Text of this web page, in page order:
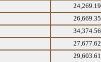
24,269.19
26,669.35
34,374.56
27,677.62
29,603.61